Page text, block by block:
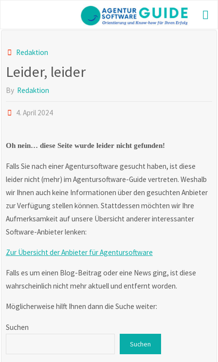
content
Redaktion
Leider, leider
By Redaktion
4. April 2024
Oh nein… diese Seite wurde leider nicht gefunden!
Falls Sie nach einer Agentursoftware gesucht haben, ist diese
leider nicht (mehr) im Agentursoftware-Guide vertreten. Weshalb
wir Ihnen auch keine Informationen über den gesuchten Anbieter
zur Verfügung stellen können. Stattdessen möchten wir Ihre
Aufmerksamkeit auf unsere Übersicht anderer interessanter
Software-Anbieter lenken:
Zur Übersicht der Anbieter für Agentursoftware
Falls es um einen Blog-Beitrag oder eine News ging, ist diese
wahrscheinlich nicht mehr aktuell und entfernt worden.
Möglicherweise hilft Ihnen dann die Suche weiter:
Suchen
Suchen